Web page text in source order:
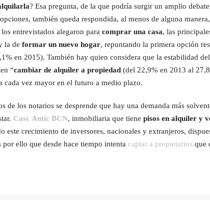
? Esa pregunta, de la que podría surgir un amplio
también queda respondida, al menos de alguna
entrevistados alegaron para comprar una casa, las
la de formar un nuevo hogar, repuntando la primera opción
en 2015). También hay quien considera que la estabilidad
“cambiar de alquiler a propiedad (del 22,9% en 2013 al
vez mayor en el futuro a medio plazo.
de los notarios se desprende que hay una demanda más
Casc Antic BCN, inmobiliaria que tiene pisos en alquiler y
este crecimiento de inversores, nacionales y extranjeros,
por ello que desde hace tiempo intenta captar a propietarios que